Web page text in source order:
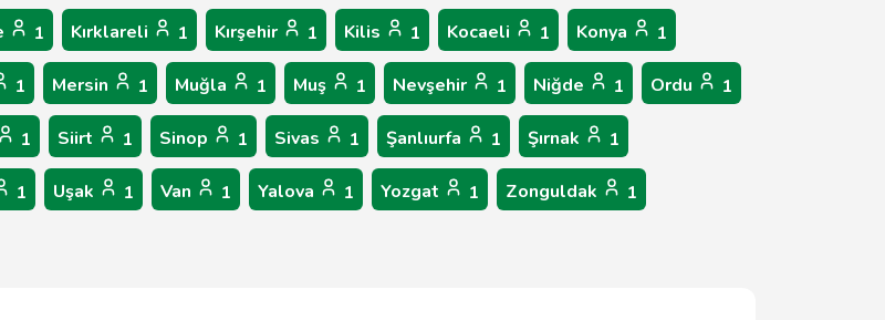
1 Kırklareli 1 Kırşehir 1 Kilis 1 Kocaeli 1 Konya 1
1 Mersin 1 Muğla 1 Muş 1 Nevşehir 1 Niğde 1 Ordu 1
1 Siirt 1 Sinop 1 Sivas 1 Şanlıurfa 1 Şırnak 1
1 Uşak 1 Van 1 Yalova 1 Yozgat 1 Zonguldak 1